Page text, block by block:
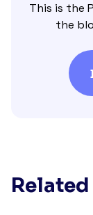
This is the
the